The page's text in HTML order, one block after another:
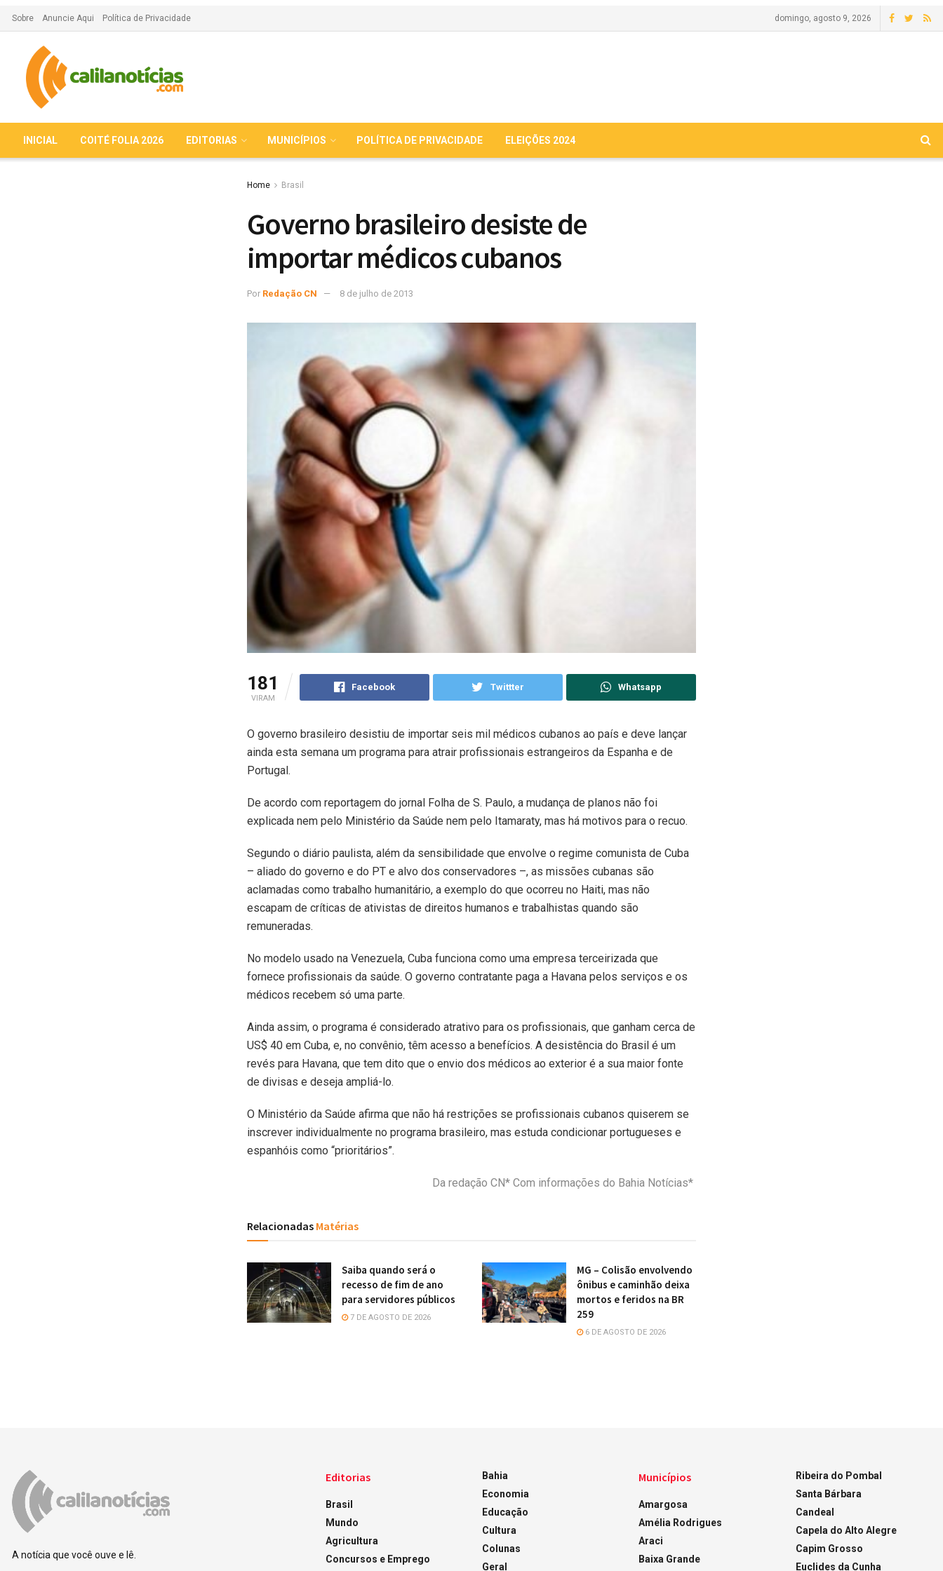
Sobre Anuncie Aqui Política de Privacidade domingo, agosto 9, 2026
INICIAL COITÉ FOLIA 2026 EDITORIAS MUNICÍPIOS POLÍTICA DE PRIVACIDADE ELEIÇÕES 2024
Home Brasil
Governo brasileiro desiste de
importar médicos cubanos
Por Redação CN 8 de julho de 2013
181
VIRAM
Facebook Twittter Whatsapp
O governo brasileiro desistiu de importar seis mil médicos cubanos ao país e deve lançar
ainda esta semana um programa para atrair profissionais estrangeiros da Espanha e de
Portugal.
De acordo com reportagem do jornal Folha de S. Paulo, a mudança de planos não foi
explicada nem pelo Ministério da Saúde nem pelo Itamaraty, mas há motivos para o recuo.
Segundo o diário paulista, além da sensibilidade que envolve o regime comunista de Cuba
– aliado do governo e do PT e alvo dos conservadores –, as missões cubanas são
aclamadas como trabalho humanitário, a exemplo do que ocorreu no Haiti, mas não
escapam de críticas de ativistas de direitos humanos e trabalhistas quando são
remuneradas.
No modelo usado na Venezuela, Cuba funciona como uma empresa terceirizada que
fornece profissionais da saúde. O governo contratante paga a Havana pelos serviços e os
médicos recebem só uma parte.
Ainda assim, o programa é considerado atrativo para os profissionais, que ganham cerca de
US$ 40 em Cuba, e, no convênio, têm acesso a benefícios. A desistência do Brasil é um
revés para Havana, que tem dito que o envio dos médicos ao exterior é a sua maior fonte
de divisas e deseja ampliá-lo.
O Ministério da Saúde afirma que não há restrições se profissionais cubanos quiserem se
inscrever individualmente no programa brasileiro, mas estuda condicionar portugueses e
espanhóis como “prioritários”.
Da redação CN* Com informações do Bahia Notícias*
Relacionadas Matérias
Saiba quando será o
recesso de fim de ano
para servidores públicos
7 DE AGOSTO DE 2026
MG – Colisão envolvendo
ônibus e caminhão deixa
mortos e feridos na BR
259
6 DE AGOSTO DE 2026
A notícia que você ouve e lê.
Editorias
Brasil
Mundo
Agricultura
Concursos e Emprego
Bahia
Economia
Educação
Cultura
Colunas
Geral
Municípios
Amargosa
Amélia Rodrigues
Araci
Baixa Grande
Ribeira do Pombal
Santa Bárbara
Candeal
Capela do Alto Alegre
Capim Grosso
Euclides da Cunha